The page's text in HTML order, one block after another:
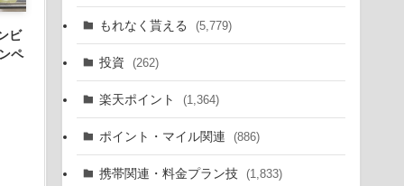
ビ
ペ
もれなく貰える (5,779)
投資 (262)
楽天ポイント (1,364)
ポイント・マイル関連 (886)
携帯関連・料金プラン技 (1,833)